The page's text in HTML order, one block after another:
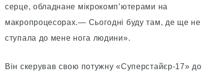
серце, обладнане мікрокомп’ютерами на
макропроцесорах.— Сьогодні буду там, де ще не
ступала до мене нога людини».
Він скерував свою потужну «Суперстайєр-17» до